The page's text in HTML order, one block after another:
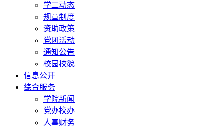
学工动态
规章制度
资助政策
党团活动
通知公告
校园校貌
信息公开
综合服务
学院新闻
党办校办
人事财务